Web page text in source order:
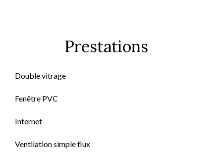
Prestations
Double vitrage
Fenêtre PVC
Internet
Ventilation simple flux